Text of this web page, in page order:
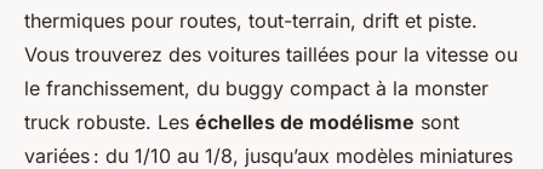
thermiques pour routes, tout-terrain, drift et piste.
Vous trouverez des voitures taillées pour la vitesse ou
le franchissement, du buggy compact à la monster
truck robuste. Les échelles de modélisme sont
variées : du 1/10 au 1/8, jusqu’aux modèles miniatures